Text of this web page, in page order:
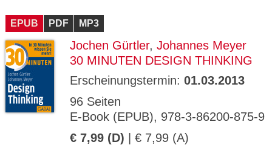
EPUB PDF MP3
Jochen Gürtler, Johannes Meyer
30 MINUTEN DESIGN THINKING
Erscheinungstermin: 01.03.2013
96 Seiten
E-Book (EPUB), 978-3-86200-875-9
€ 7,99 (D) | € 7,99 (A)